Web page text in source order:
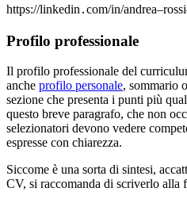
https://linkedin․com/in/
Profilo professionale
Il profilo professionale del
anche profilo personale, sommario
sezione che presenta i punti più
questo breve paragrafo, che non
selezionatori devono vedere
espresse con chiarezza.
Siccome è una sorta di sintesi,
CV, si raccomanda di scriverlo alla